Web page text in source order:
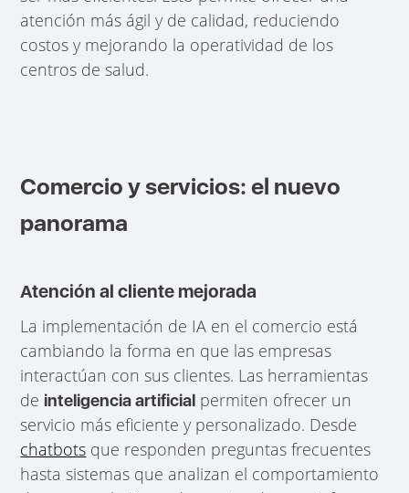
atención más ágil y de calidad, reduciendo
costos y mejorando la operatividad de los
centros de salud.
Comercio y servicios: el nuevo
panorama
Atención al cliente mejorada
La implementación de IA en el comercio está
cambiando la forma en que las empresas
interactúan con sus clientes. Las herramientas
de inteligencia artificial permiten ofrecer un
servicio más eficiente y personalizado. Desde
chatbots que responden preguntas frecuentes
hasta sistemas que analizan el comportamiento